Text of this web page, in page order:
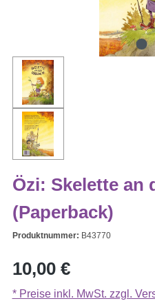
Özi: Skelette an
(Paperback)
Produktnummer: B43770
Regulärer Preis:
10,00 €
* Preise inkl. MwSt. zzgl.